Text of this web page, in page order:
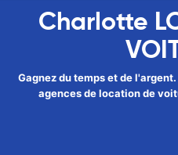
Charlotte
Gagnez du temps et de
agences de location de